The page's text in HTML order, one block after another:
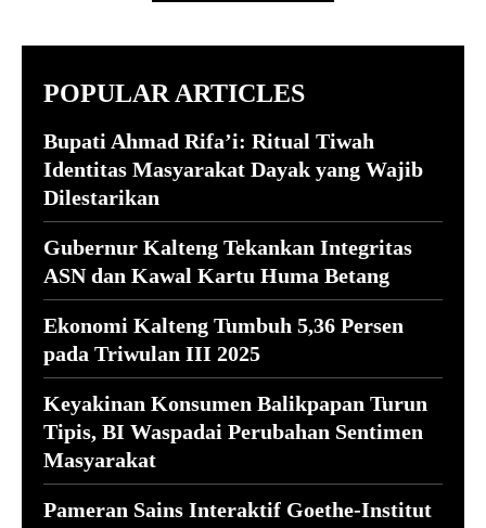
POPULAR ARTICLES
Bupati Ahmad Rifa’i: Ritual Tiwah
Identitas Masyarakat Dayak yang Wajib
Dilestarikan
Gubernur Kalteng Tekankan Integritas
ASN dan Kawal Kartu Huma Betang
Ekonomi Kalteng Tumbuh 5,36 Persen
pada Triwulan III 2025
Keyakinan Konsumen Balikpapan Turun
Tipis, BI Waspadai Perubahan Sentimen
Masyarakat
Pameran Sains Interaktif Goethe-Institut